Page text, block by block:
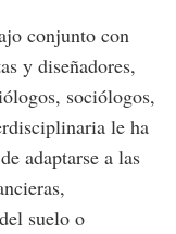
conjunto con
y diseñadores,
sociólogos,
le ha
adaptarse a las
suelo o